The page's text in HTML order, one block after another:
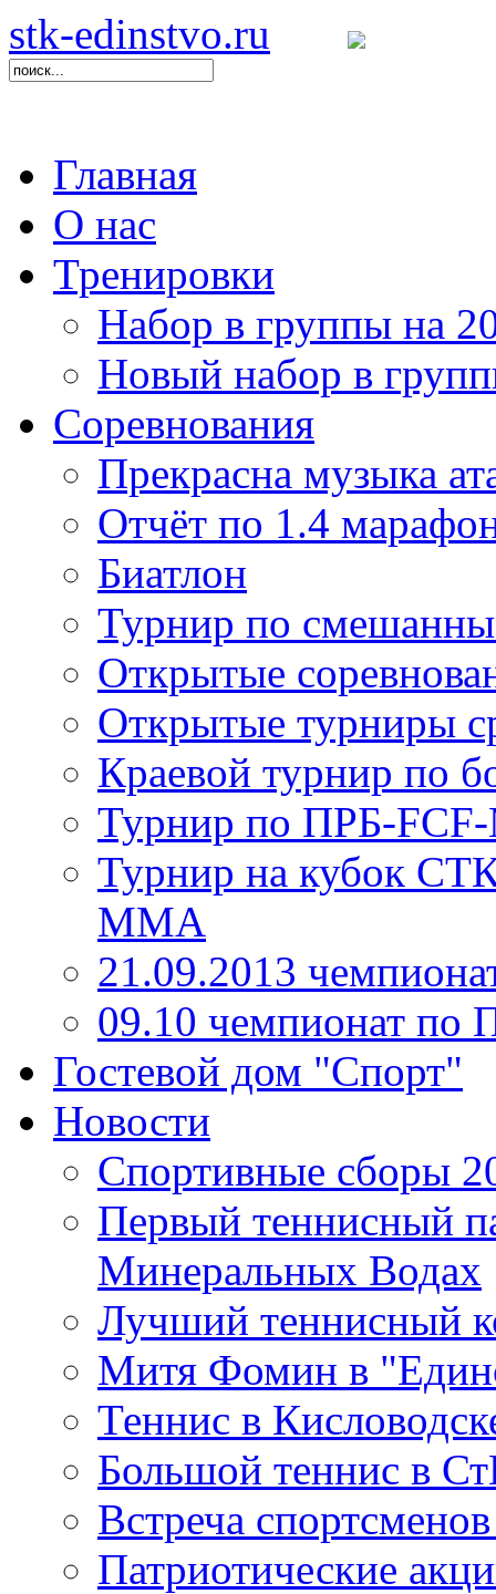
stk-edinstvo.ru
Главная
О нас
Тренировки
Набор в группы на
Новый набор в
Соревнования
Прекрасна музыка
Отчёт по 1.4
Биатлон
Турнир по
Открытые
Открытые турниры
Краевой турнир по
Турнир по ПРБ-
Турнир на кубок
ММА
21.09.2013
09.10 чемпионат
Гостевой дом "Спорт"
Новости
Спортивные сборы
Первый теннисный
Минеральных Водах
Лучший теннисный
Митя Фомин в
Теннис в
Большой теннис в
Встреча
Патриотические